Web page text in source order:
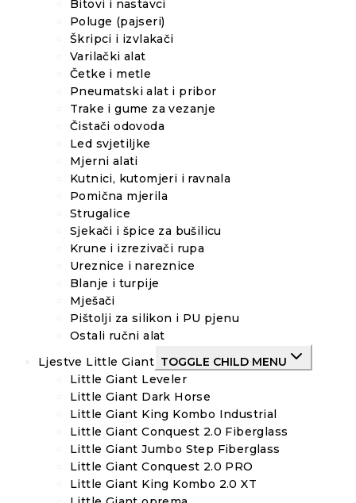
Bitovi i nastavci
Poluge (pajseri)
Škripci i izvlakači
Varilački alat
Četke i metle
Pneumatski alat i pribor
Trake i gume za vezanje
Čistači odovoda
Led svjetiljke
Mjerni alati
Kutnici, kutomjeri i ravnala
Pomična mjerila
Strugalice
Sjekači i špice za bušilicu
Krune i izrezivači rupa
Ureznice i nareznice
Blanje i turpije
Mješači
Pištolji za silikon i PU pjenu
Ostali ručni alat
Ljestve Little Giant TOGGLE CHILD MENU
Little Giant Leveler
Little Giant Dark Horse
Little Giant King Kombo Industrial
Little Giant Conquest 2.0 Fiberglass
Little Giant Jumbo Step Fiberglass
Little Giant Conquest 2.0 PRO
Little Giant King Kombo 2.0 XT